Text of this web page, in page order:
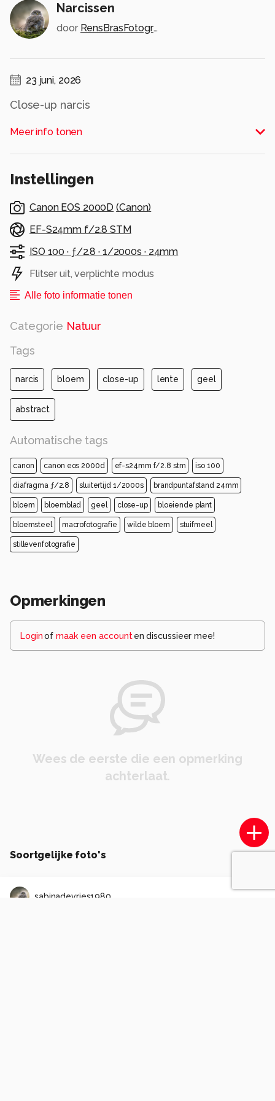
Narcissen
door RensBrasFotografie
23 juni, 2026
Close-up narcis
Alle rechten voorbehouden
Meer info tonen
Instellingen
Canon EOS 2000D (Canon)
EF-S24mm f/2.8 STM
ISO 100 · ƒ/2.8 · 1/2000s · 24mm
Flitser uit, verplichte modus
Alle foto informatie tonen
Categorie Natuur
Tags
narcis bloem close-up lente geel
abstract
Automatische tags
canon canon eos 2000d ef-s24mm f/2.8 stm iso 100
diafragma ƒ/2.8 sluitertijd 1/2000s brandpuntafstand 24mm
bloem bloemblad geel close-up bloeiende plant
bloemsteel macrofotografie wilde bloem stuifmeel
stillevenfotografie
Opmerkingen
Loginof maak een account en discussieer mee!
Wees de eerste die een opmerking
achterlaat.
Soortgelijke foto's
sabinadevries1980